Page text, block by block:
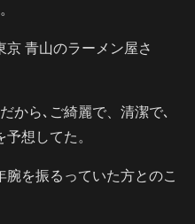
京 青山のラーメン屋さ
から､ご綺麗で、清潔で､
想してた。
腕を振るっていた方とのこ